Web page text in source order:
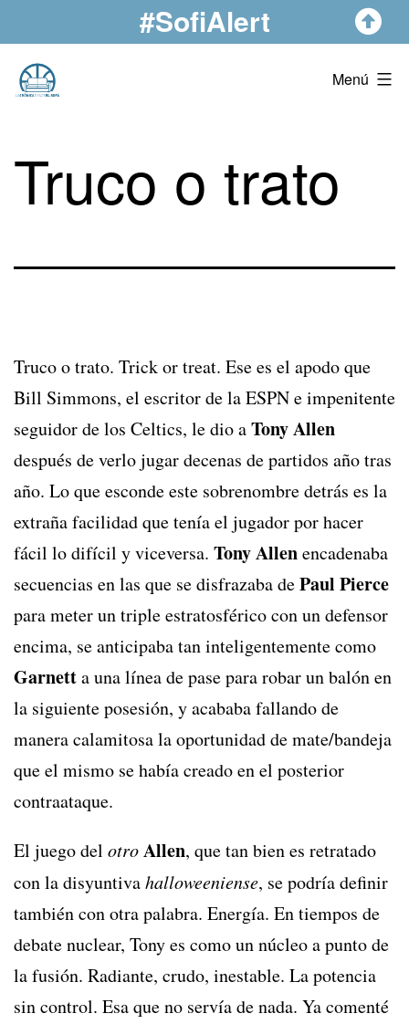
al
contenido
#SofiAlert
La
El
Sofá
Menú
Truco o trato
Truco o trato. Trick or treat. Ese es el apodo que
Bill Simmons, el escritor de la ESPN e impenitente
seguidor de los Celtics, le dio aTony Allen
después de verlo jugar decenas de partidos año tras
año. Lo que esconde este sobrenombre detrás es la
extraña facilidad que tenía el jugador por hacer
fácil lo difícil y viceversa. Tony Allenencadenaba
secuencias en las que se disfrazaba dePaul Pierce
para meter un triple estratosférico con un defensor
encima, se anticipaba tan inteligentemente como
Garnetta una línea de pase para robar un balón en
la siguiente posesión, y acababa fallando de
manera calamitosa la oportunidad de mate/bandeja
que el mismo se había creado en el posterior
contraataque.
El juego del otroAllen, que tan bien es retratado
con la disyuntivahalloweeniense, se podría definir
también con otra palabra. Energía. En tiempos de
debate nuclear, Tony es como un núcleo a punto de
la fusión. Radiante, crudo, inestable. La potencia
sin control. Esa que no servía de nada. Ya comenté